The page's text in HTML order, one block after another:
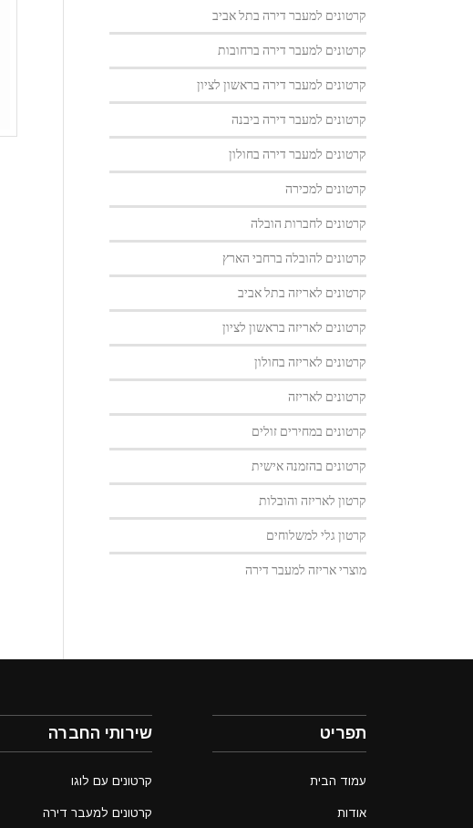
קרטונים למעבר דירה בתל אביב
קרטונים למעבר דירה ברחובות
קרטונים למעבר דירה בראשון לציון
קרטונים למעבר דירה ביבנה
קרטונים למעבר דירה בחולון
קרטונים למכירה
קרטונים לחברות הובלה
קרטונים להובלה ברחבי הארץ
קרטונים לאריזה בתל אביב
קרטונים לאריזה בראשון לציון
קרטונים לאריזה בחולון
קרטונים לאריזה
קרטונים במחירים זולים
קרטונים בהזמנה אישית
קרטון לאריזה והובלות
קרטון גלי למשלוחים
מוצרי אריזה למעבר דירה
שירותי החברה
קרטונים עם לוגו
קרטונים למעבר דירה
תפריט
עמוד הבית
אודות